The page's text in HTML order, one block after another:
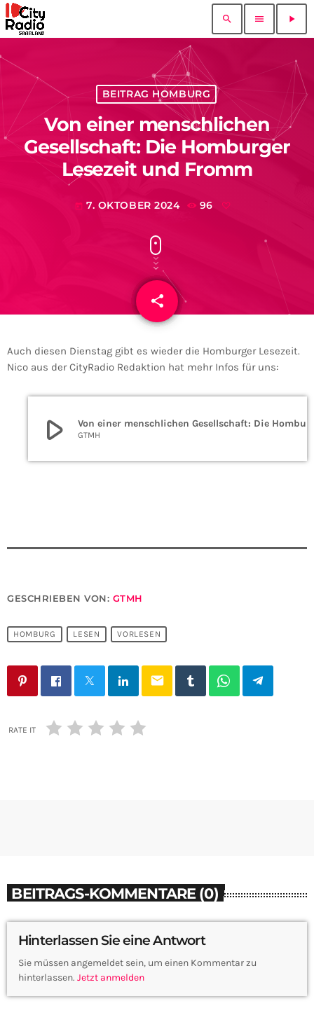
search menu play_arrow
BEITRAG HOMBURG
Von einer menschlichen
Gesellschaft: Die Homburger
Lesezeit und Fromm
today 7. OKTOBER 2024 96
share
email
Auch diesen Dienstag gibt es wieder die Homburger Lesezeit.
Nico aus der CityRadio Redaktion hat mehr Infos für uns:
play_arrow GTMH
GESCHRIEBEN VON: GTMH
HOMBURG LESEN VORLESEN
email
RATE IT
BEITRAGS-KOMMENTARE (0)
Hinterlassen Sie eine Antwort
Sie müssen angemeldet sein, um einen Kommentar zu
hinterlassen. Jetzt anmelden